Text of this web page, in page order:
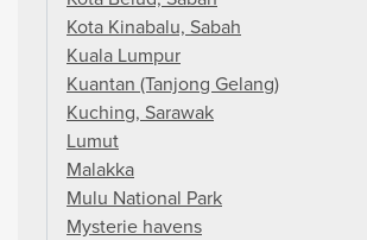
Kota Kinabalu, Sabah
Kuala Lumpur
Kuantan (Tanjong Gelang)
Kuching, Sarawak
Lumut
Malakka
Mulu National Park
Mysterie havens